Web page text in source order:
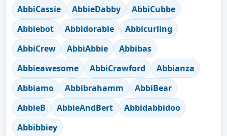
AbbiCassie
AbbieDabby
AbbiCubbe
Abbiebot
Abbidorable
Abbicurling
AbbiCrew
AbbiAbbie
Abbibas
Abbieawesome
AbbiCrawford
Abbianza
Abbiamo
Abbibrahamm
AbbiBear
AbbieB
AbbieAndBert
Abbidabbidoo
Abbibbiey